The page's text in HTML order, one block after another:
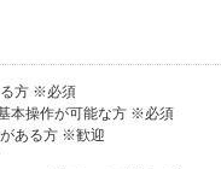
方 ※必須
本操作が可能な方 ※必須
ある方 ※歓迎